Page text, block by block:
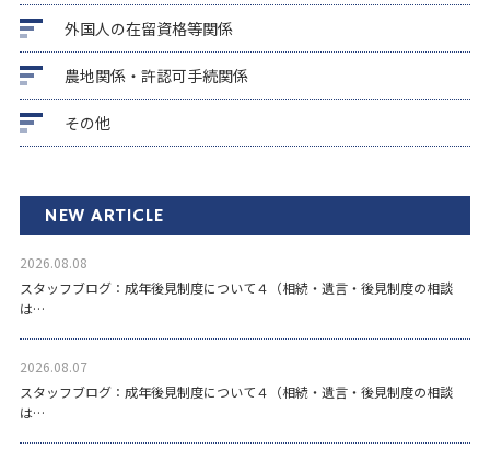
外国人の在留資格等関係
農地関係・許認可手続関係
その他
NEW ARTICLE
2026.08.08
スタッフブログ：成年後見制度について４（相続・遺言・後見制度の相談
は…
2026.08.07
スタッフブログ：成年後見制度について４（相続・遺言・後見制度の相談
は…